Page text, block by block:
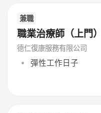
兼職
職業治療師（上門）
德仁復康服務有限公司
彈性工作日子